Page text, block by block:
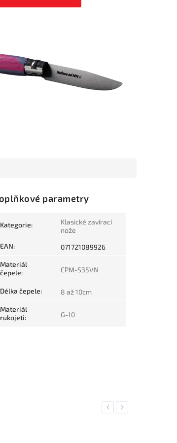
parametry
Kategorie:
Klasické zavírací
nože
EAN: 071721089926
Materiál
čepele: CPM-S35VN
Délka čepele: 8 až 10cm
Materiál
rukojeti: G-10
Previous
Next